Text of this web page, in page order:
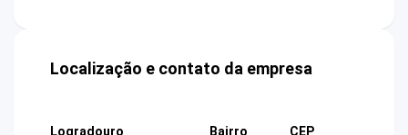
Localização e contato da empresa
Logradouro
Bairro
CEP